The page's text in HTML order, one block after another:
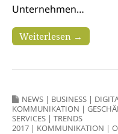
Unternehmen…
Weiterlesen →
NEWS | BUSINESS |
KOMMUNIKATION |
SERVICES | TRENDS
2017 | KOMMUNIKATION |